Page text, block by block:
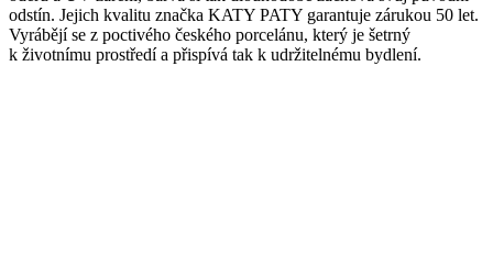
odstín. Jejich kvalitu značka KATY PATY garantuje zárukou 50 let.
Vyrábějí se z poctivého českého porcelánu, který je šetrný
k životnímu prostředí a přispívá tak k udržitelnému bydlení.